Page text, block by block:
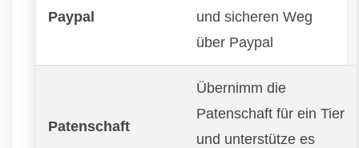
Paypal
und sicheren Weg
über Paypal
Patenschaft
Übernimm die
Patenschaft für ein Tier
und unterstütze es